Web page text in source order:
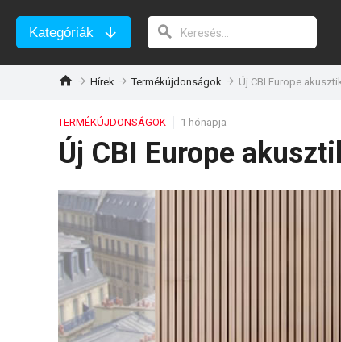
Kategóriák
Hírek Termékújdonságok Új CBI Europe
TERMÉKÚJDONSÁGOK 1 hónapja
Új CBI Europe